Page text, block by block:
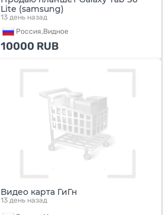
Lite (samsung)
13 день назад
Россия,Видное
10000 RUB
Видео карта ГиГн
13 день назад